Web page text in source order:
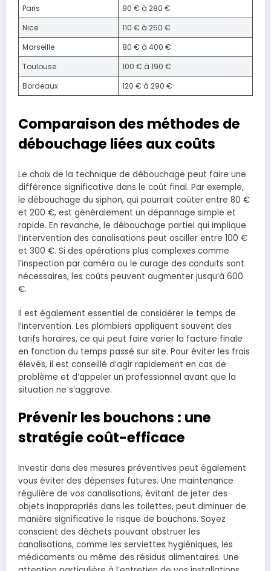
Paris
90 € à 280 €
Nice
110 € à 250 €
Marseille
80 € à 400 €
Toulouse
100 € à 190 €
Bordeaux
120 € à 290 €
Comparaison des méthodes de
débouchage liées aux coûts
Le choix de la technique de débouchage peut faire une
différence significative dans le coût final. Par exemple,
le débouchage du siphon, qui pourrait coûter entre 80 €
et 200 €, est généralement un dépannage simple et
rapide. En revanche, le débouchage partiel qui implique
l’intervention des canalisations peut osciller entre 100 €
et 300 €. Si des opérations plus complexes comme
l’inspection par caméra ou le curage des conduits sont
nécessaires, les coûts peuvent augmenter jusqu’à 600
€.
Il est également essentiel de considérer le temps de
l’intervention. Les plombiers appliquent souvent des
tarifs horaires, ce qui peut faire varier la facture finale
en fonction du temps passé sur site. Pour éviter les frais
élevés, il est conseillé d’agir rapidement en cas de
problème et d’appeler un professionnel avant que la
situation ne s’aggrave.
Prévenir les bouchons : une
stratégie coût-efficace
Investir dans des mesures préventives peut également
vous éviter des dépenses futures. Une maintenance
régulière de vos canalisations, évitant de jeter des
objets inappropriés dans les toilettes, peut diminuer de
manière significative le risque de bouchons. Soyez
conscient des déchets pouvant obstruer les
canalisations, comme les serviettes hygiéniques, les
médicaments ou même des résidus alimentaires. Une